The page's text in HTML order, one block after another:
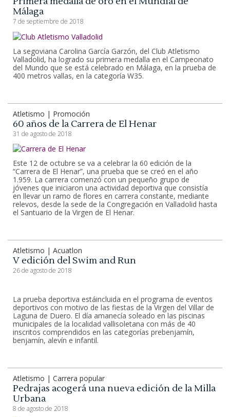
Málaga
7 de septiembre de 2018
La segoviana Carolina García Garzón, del Club Atletismo
Valladolid, ha logrado su primera medalla en el Campeonato
del Mundo que se está celebrado en Málaga, en la prueba de
400 metros vallas, en la categoría W35.
Atletismo | Promoción
60 años de la Carrera de El Henar
31 de agosto de 2018
Este 12 de octubre se va a celebrar la 60 edición de la
“Carrera de El Henar”, una prueba que se creó en el año
1.959. La carrera comenzó con un pequeño grupo de
jóvenes que iniciaron una actividad deportiva que consistía
en llevar un ramo de flores en carrera constante, mediante
relevos, desde la sede de la Congregación en Valladolid hasta
el Santuario de la Virgen de El Henar.
Atletismo | Acuatlon
V edición del Swim and Run
26 de agosto de 2018
La prueba deportiva estáincluida en el programa de eventos
deportivos con motivo de las fiestas de la Virgen del Villar de
Laguna de Duero. El día amanecía soleado en las piscinas
municipales de la localidad vallisoletana con más de 40
inscritos comprendidos en las categorías prebenjamín,
benjamín, alevín e infantil.
Atletismo | Carrera popular
Pedrajas acogerá una nueva edición de la Milla
Urbana
8 de agosto de 2018